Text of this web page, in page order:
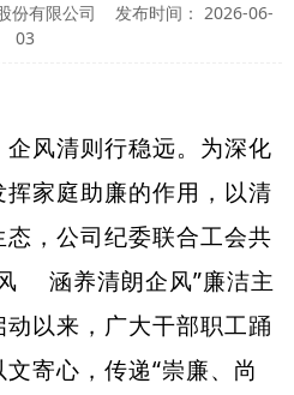
份有限公司
发布时间： 2026-06-
03
企风清则行稳远。为深化
家庭助廉的作用，以清
，公司纪委联合工会共
涵养清朗企风”廉洁主
以来，广大干部职工踊
寄心，传递“崇廉、尚